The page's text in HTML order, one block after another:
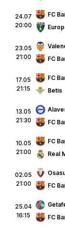
24.07
20:00
FC
23.05
21:00
FC
17.05
21:15
FC
Betis
13.05
21:30
FC
10.05
21:00
FC
Real
02.05
21:00
FC
25.04
16:15
FC